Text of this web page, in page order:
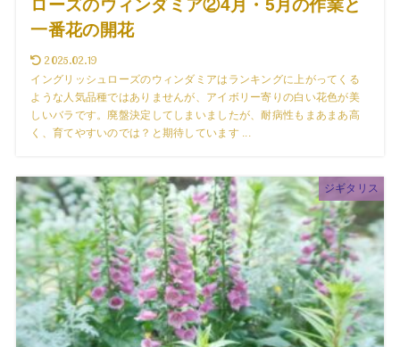
ローズのウィンダミア②4月・5月の作業と
一番花の開花
2025.02.19
イングリッシュローズのウィンダミアはランキングに上がってくる
ような人気品種ではありませんが、アイボリー寄りの白い花色が美
しいバラです。廃盤決定してしまいましたが、耐病性もまあまあ高
く、育てやすいのでは？と期待しています ...
ジギタリス